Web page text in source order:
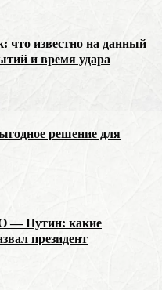
что известно на данный
и время удара
решение для
— Путин: какие
президент